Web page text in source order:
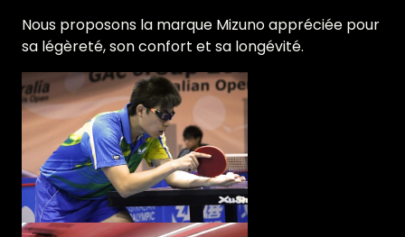
Nous proposons la marque Mizuno appréciée pour
sa légèreté, son confort et sa longévité.